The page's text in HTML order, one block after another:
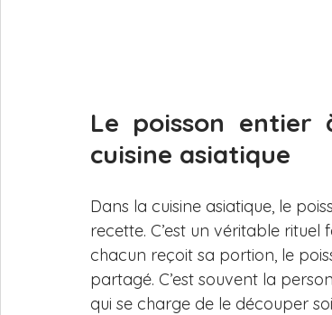
Le poisson
cuisine asiatique
Dans la cuisine asiatique, le
recette. C’est un véritable
chacun reçoit sa portion, le
partagé. C’est souvent la
qui se charge de le découper